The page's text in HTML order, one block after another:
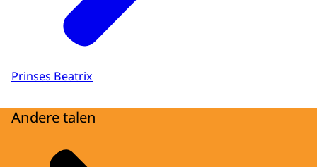
Prinses Beatrix
Andere talen